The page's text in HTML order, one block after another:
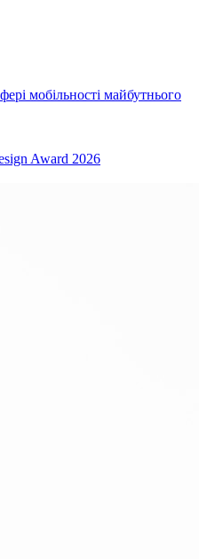
мобільності майбутнього
Award 2026